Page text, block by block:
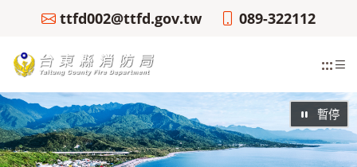
ttfd002@ttfd.gov.tw 089-322112
:::
暫停